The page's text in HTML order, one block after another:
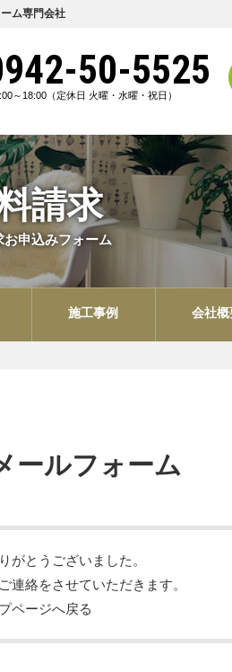
ム専門会社
50-5525
～18:00 （定休日 火曜・水曜・祝日）
請求
お申込みフォーム
施工事例 会社概
ールフォーム
がとうございました。
連絡をさせていただきます。
ページへ戻る